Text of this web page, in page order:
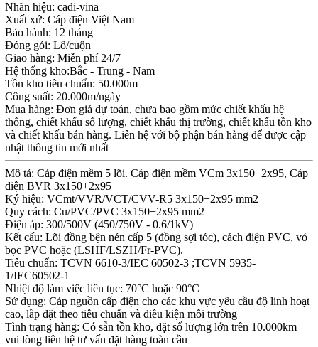
Nhãn hiệu: cadi-vina
Xuất xứ: Cáp điện Việt Nam
Bảo hành: 12 tháng
Đóng gói: Lô/cuộn
Giao hàng: Miễn phí 24/7
Hệ thống kho:Bắc - Trung - Nam
Tồn kho tiêu chuẩn: 50.000m
Công suất: 20.000m/ngày
Mua hàng: Đơn giá dự toán, chưa bao gồm mức chiết khấu hệ
thống, chiết khấu số lượng, chiết khấu thị trường, chiết khấu tồn kho
và chiết khấu bán hàng. Liên hệ với bộ phận bán hàng để được cập
nhật thông tin mới nhất
Mô tả: Cáp điện mềm 5 lõi. Cáp điện mềm VCm 3x150+2x95, Cáp
điện BVR 3x150+2x95
Ký hiệu: VCmt/VVR/VCT/CVV-R5 3x150+2x95 mm2
Quy cách: Cu/PVC/PVC 3x150+2x95 mm2
Điện áp: 300/500V (450/750V - 0.6/1kV)
Kết cấu: Lõi đồng bện nén cấp 5 (đồng sợi tóc), cách điện PVC, vỏ
bọc PVC hoặc (LSHF/LSZH/Fr-PVC).
Tiêu chuẩn: TCVN 6610-3/IEC 60502-3 ;TCVN 5935-
1/IEC60502-1
Nhiệt độ làm việc liên tục: 70°C hoặc 90°C
Sử dụng: Cáp nguồn cấp điện cho các khu vực yêu cầu độ linh hoạt
cao, lắp đặt theo tiêu chuẩn và điều kiện môi trường
Tình trạng hàng: Có sẵn tồn kho, đặt số lượng lớn trên 10.000km
vui lòng liên hệ tư vấn đặt hàng toàn cầu